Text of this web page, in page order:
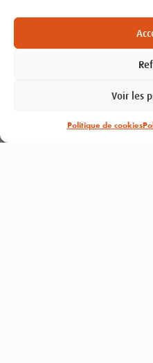
Voir les
Politique de cookies
ALT’AIR